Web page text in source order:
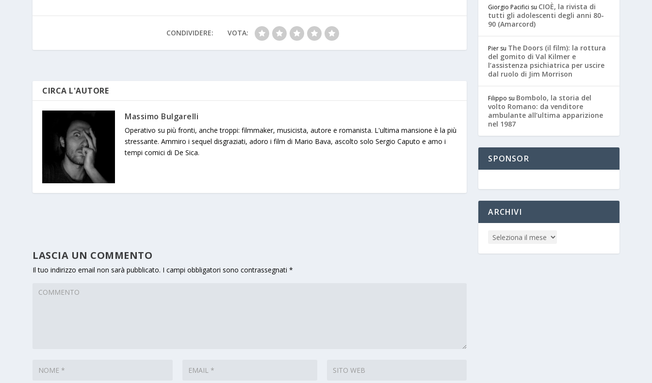
o A e g
e
at Li n
g
er
CONDIVIDERE: VOTA:
CIRCA L'AUTORE
Massimo Bulgarelli
Operativo su più fronti, anche troppi: filmmaker, musicista, autore e romanista. L'ultima mansione è la più
stressante. Ammiro i sequel disgraziati, adoro i film di Mario Bava, ascolto solo Sergio Caputo e amo i
tempi comici di De Sica.
LASCIA UN COMMENTO
Il tuo indirizzo email non sarà pubblicato. I campi obbligatori sono contrassegnati*
Giorgio Pacifici su CIOÈ, la rivista di
tutti gli adolescenti degli anni 80-
90 (Amarcord)
Pier su The Doors (il film): la rottura
del gomito di Val Kilmer e
l’assistenza psichiatrica per uscire
dal ruolo di Jim Morrison
Filippo su Bombolo, la storia del
volto Romano: da venditore
ambulante all’ultima apparizione
nel 1987
SPONSOR
ARCHIVI